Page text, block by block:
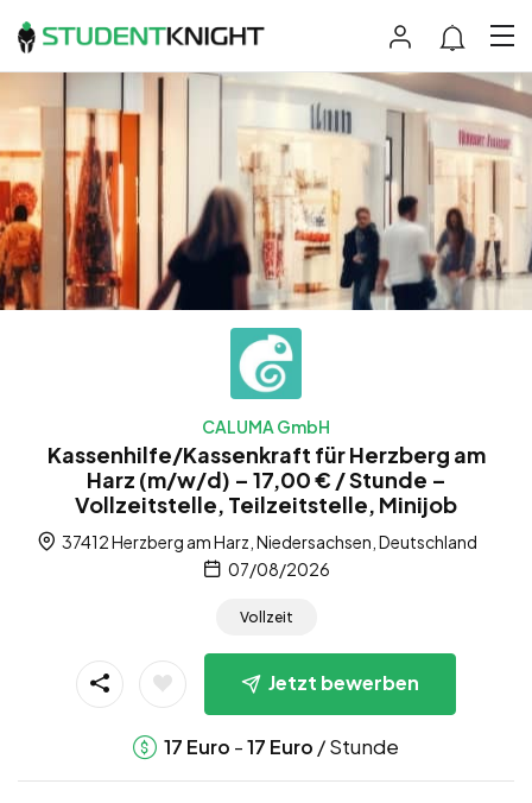
CALUMA GmbH
Kassenhilfe/Kassenkraft für Herzberg am
Harz (m/w/d) – 17,00 € / Stunde –
Vollzeitstelle, Teilzeitstelle, Minijob
37412 Herzberg am Harz, Niedersachsen, Deutschland
07/08/2026
Vollzeit
Jetzt bewerben
17 Euro -17 Euro / Stunde